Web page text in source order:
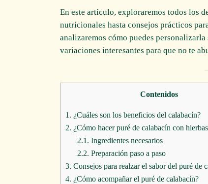
En este artículo, exploraremos todos los
nutricionales hasta consejos prácticos
analizaremos cómo puedes
variaciones interesantes para que no te
Contenidos
1. ¿Cuáles son los beneficios del calabacín?
2. ¿Cómo hacer puré de calabacín con
2.1. Ingredientes necesarios
2.2. Preparación paso a paso
3. Consejos para realzar el sabor del puré de
4. ¿Cómo acompañar el puré de calabacín?